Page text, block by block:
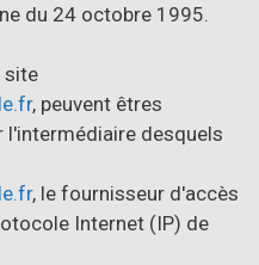
du 24 octobre 1995.
site
, peuvent êtres
l'intermédiaire desquels
, le fournisseur d'accès
Internet (IP) de